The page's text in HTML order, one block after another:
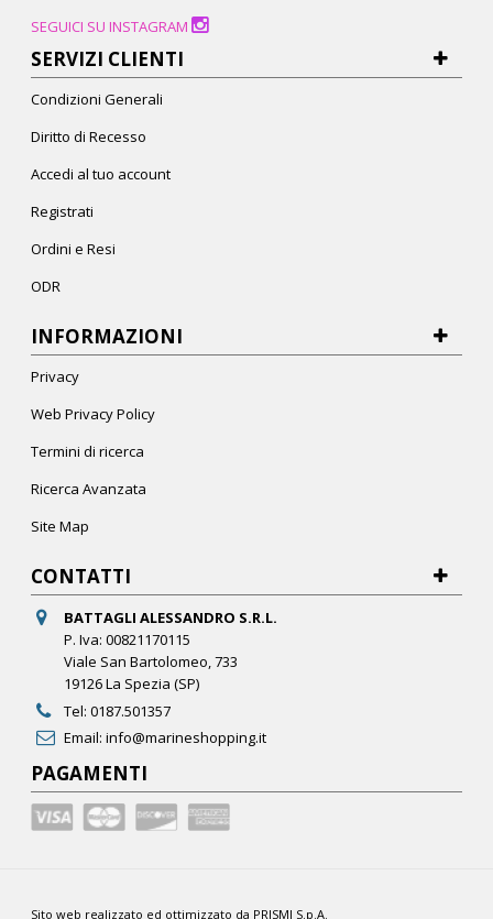
SEGUICI SU INSTAGRAM
SERVIZI CLIENTI
Condizioni Generali
Diritto di Recesso
Accedi al tuo account
Registrati
Ordini e Resi
ODR
INFORMAZIONI
Privacy
Web Privacy Policy
Termini di ricerca
Ricerca Avanzata
Site Map
CONTATTI
BATTAGLI ALESSANDRO S.R.L.
P. Iva: 00821170115
Viale San Bartolomeo, 733
19126 La Spezia (SP)
Tel: 0187.501357
Email: info@marineshopping.it
PAGAMENTI
Sito web realizzato ed ottimizzato da PRISMI S.p.A.